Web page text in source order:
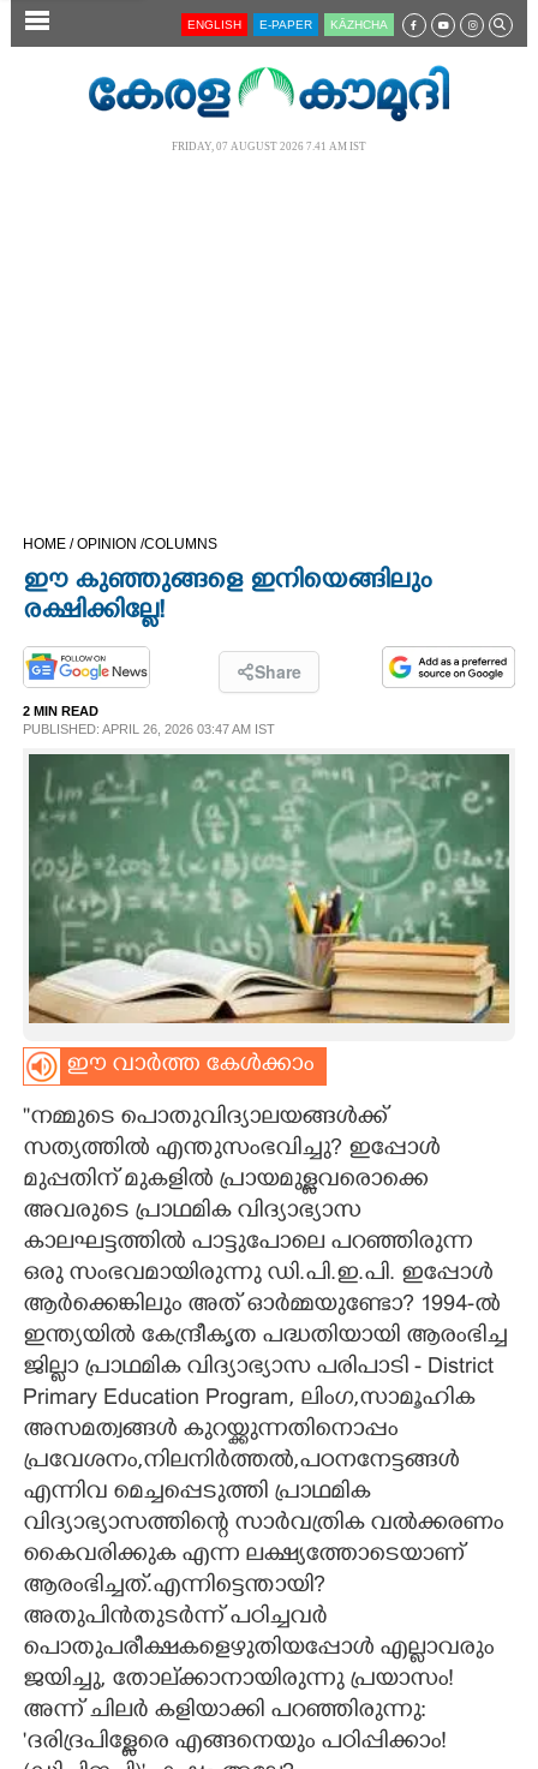
SECTIONS
LIFESTYLE
INFO+
ART
ASTRO
CARTOONS
LITERATURE
CONTACT US
ENGLISH E-PAPER KĀZHCHA
FRIDAY, 07 AUGUST 2026 7.41 AM IST
HOME /OPINION /COLUMNS
ഈ കുഞ്ഞുങ്ങളെ ഇനിയെങ്ങിലും
രക്ഷിക്കില്ലേ!
Share
2 MIN READ
PUBLISHED: APRIL 26, 2026 03:47 AM IST
ഈ വാർത്ത കേൾക്കാം
''നമ്മുടെ പൊതുവിദ്യാലയങ്ങൾക്ക്
സത്യത്തിൽ എന്തുസംഭവിച്ചു? ഇപ്പോൾ
മുപ്പതിന് മുകളിൽ പ്രായമുള്ളവരൊക്കെ
അവരുടെ പ്രാഥമിക വിദ്യാഭ്യാസ
കാലഘട്ടത്തിൽ പാട്ടുപോലെ പറഞ്ഞിരുന്ന
ഒരു സംഭവമായിരുന്നു ഡി.പി.ഇ.പി. ഇപ്പോൾ
ആർക്കെങ്കിലും അത് ഓർമ്മയുണ്ടോ? 1994-ൽ
ഇന്ത്യയിൽ കേന്ദ്രീകൃത പദ്ധതിയായി ആരംഭിച്ച
ജില്ലാ പ്രാഥമിക വിദ്യാഭ്യാസ പരിപാടി - District
Primary Education Program, ലിംഗ,സാമൂഹിക
അസമത്വങ്ങൾ കുറയ്ക്കുന്നതിനൊപ്പം
പ്രവേശനം,നിലനിർത്തൽ,പഠനനേട്ടങ്ങൾ
എന്നിവ മെച്ചപ്പെടുത്തി പ്രാഥമിക
വിദ്യാഭ്യാസത്തിന്റെ സാർവത്രിക വൽക്കരണം
കൈവരിക്കുക എന്ന ലക്ഷ്യത്തോടെയാണ്
ആരംഭിച്ചത്.എന്നിട്ടെന്തായി?
അതുപിൻതുടർന്ന് പഠിച്ചവർ
പൊതുപരീക്ഷകളെഴുതിയപ്പോൾ എല്ലാവരും
ജയിച്ചു, തോല്ക്കാനായിരുന്നു പ്രയാസം!
അന്ന് ചിലർ കളിയാക്കി പറഞ്ഞിരുന്നു:
'ദരിദ്രപിള്ളേരെ എങ്ങനെയും പഠിപ്പിക്കാം!